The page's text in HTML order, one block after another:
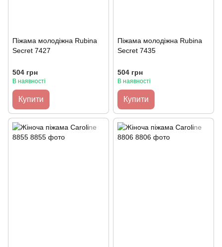
Піжама молодіжна Rubina
Secret 7427
504 грн
В наявності
Купити
Піжама молодіжна Rubina
Secret 7435
504 грн
В наявності
Купити